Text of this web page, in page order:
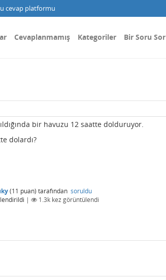
cevap platformu
Cevaplanmamış Kategoriler Bir Soru Sor
bir havuzu 12 saatte dolduruyor.
dolardı?
(11 puan) tarafından soruldu
| 1.3k kez görüntülendi